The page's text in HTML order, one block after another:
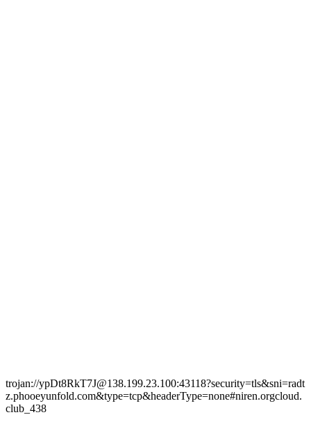
trojan://ypDt8RkT7J@138.199.23.100:43118?security=tls&sni=radt
z.phooeyunfold.com&type=tcp&headerType=none#niren.orgcloud.
club_438